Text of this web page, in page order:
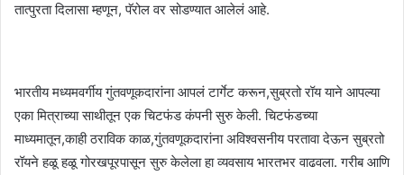
तात्पुरता दिलासा म्हणून, पॅरोल वर सोडण्यात आलेलं आहे.
भारतीय मध्यमवर्गीय गुंतवणूकदारांना आपलं टार्गेट करून,सुब्रतो रॉय याने आपल्या
एका मित्राच्या साथीतून एक चिटफंड कंपनी सुरु केली. चिटफंडच्या
माध्यमातून,काही ठराविक काळ,गुंतवणूकदारांना अविश्वसनीय परतावा देऊन सुब्रतो
रॉयने हळू हळू गोरखपूरपासून सुरु केलेला हा व्यवसाय भारतभर वाढवला. गरीब आणि